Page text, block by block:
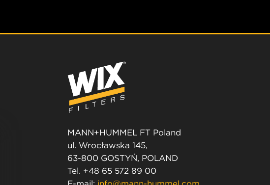
MANN+HUMMEL FT Poland
ul. Wrocławska 145,
63-800 GOSTYŃ, POLAND
Tel. +48 65 572 89 00